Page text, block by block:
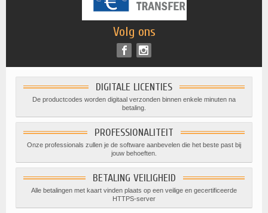
Volg ons
DIGITALE LICENTIES
De productcodes worden digitaal verzonden binnen enkele minuten na
betaling.
PROFESSIONALITEIT
Onze professionals zullen je de software aanbevelen die het beste past bij
jouw behoeften.
BETALING VEILIGHEID
Alle betalingen met kaart vinden plaats op een veilige en gecertificeerde
HTTPS-server